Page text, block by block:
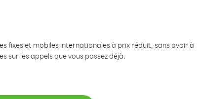
fixes et mobiles internationales à prix réduit, sans avoir à
sur les appels que vous passez déjà.